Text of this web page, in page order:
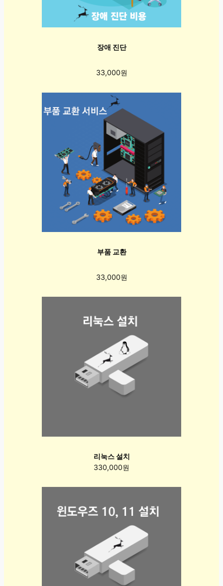
장애 진단
33,000원
부품 교환
33,000원
리눅스 설치
330,000원